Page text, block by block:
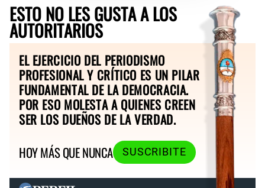
ESTO NO LES GUSTA A LOS
AUTORITARIOS
EL EJERCICIO DEL PERIODISMO
PROFESIONAL Y CRÍTICO ES UN PILAR
FUNDAMENTAL DE LA DEMOCRACIA.
POR ESO MOLESTA A QUIENES CREEN
SER LOS DUEÑOS DE LA VERDAD.
HOY MÁS QUE NUNCA
SUSCRIBITE